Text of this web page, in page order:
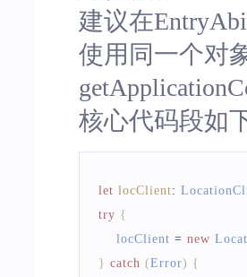
建议在
使用同一个对
核心代码段如
let locClient:
try {
    locClient
= new
} catch (Error) {